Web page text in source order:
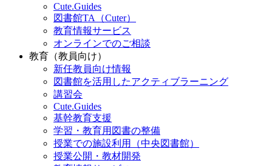
Cute.Guides
図書館TA（Cuter）
教育情報サービス
オンラインでのご相談
教育（教員向け）
新任教員向け情報
図書館を活用したアクティブラーニング
講習会
Cute.Guides
基幹教育支援
学習・教育用図書の整備
授業での施設利用（中央図書館）
授業公開・教材開発